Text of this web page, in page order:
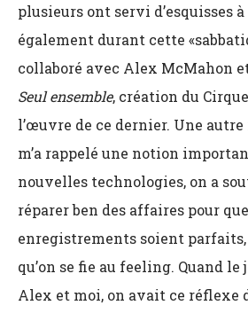
plusieurs ont servi d’esquisses à
également durant cette
collaboré avec Alex McMahon
Seul ensemble, création du
l’œuvre de ce dernier. Une
m’a rappelé une notion
nouvelles technologies, on a
réparer ben des affaires pour
enregistrements soient
qu’on se fie au feeling. Quand
Alex et moi, on avait ce réflexe